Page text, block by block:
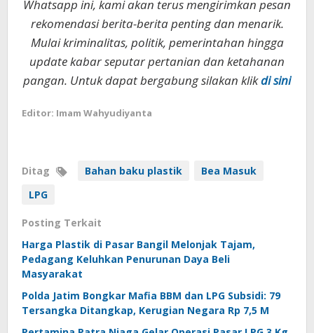
Whatsapp ini, kami akan terus mengirimkan pesan
rekomendasi berita-berita penting dan menarik.
Mulai kriminalitas, politik, pemerintahan hingga
update kabar seputar pertanian dan ketahanan
pangan. Untuk dapat bergabung silakan klikdi sini
Editor: Imam Wahyudiyanta
Ditag Bahan baku plastik
Bea Masuk
LPG
Posting Terkait
Harga Plastik di Pasar Bangil Melonjak Tajam,
Pedagang Keluhkan Penurunan Daya Beli
Masyarakat
Polda Jatim Bongkar Mafia BBM dan LPG Subsidi: 79
Tersangka Ditangkap, Kerugian Negara Rp 7,5 M